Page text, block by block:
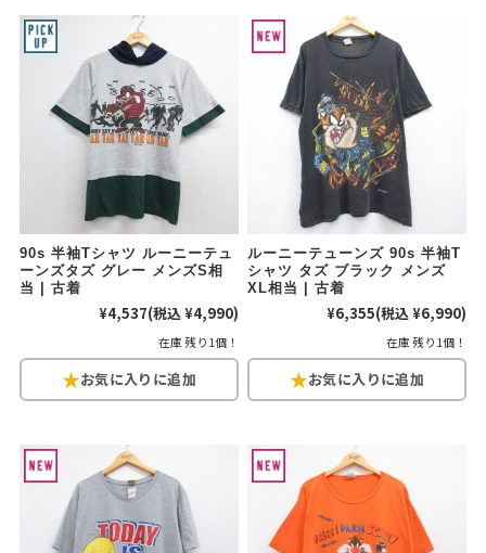
雑貨/小物
Search by Particularこだわりから探す
Search by Sizeサイズから探す（メンズ）
ジャケット XS M L XL
スウェット S
長袖シャツ XS M L XL
Tシャツ XS M L XL
W30以下 W31,W32
90s 半袖Tシャツ ルーニーテュ
ーンズタズ グレー メンズS相
当 | 古着
¥4,537(税込 ¥4,990)
在庫 残り1個！
ルーニーテューンズ 90s 半袖T
シャツ タズ ブラック メンズ
XL相当 | 古着
¥6,355(税込 ¥6,990)
在庫 残り1個！